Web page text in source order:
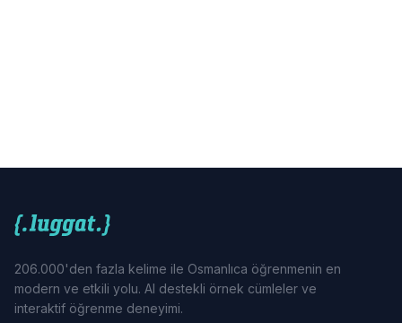
206.000'den fazla kelime ile Osmanlıca öğrenmenin en
modern ve etkili yolu. AI destekli örnek cümleler ve
interaktif öğrenme deneyimi.